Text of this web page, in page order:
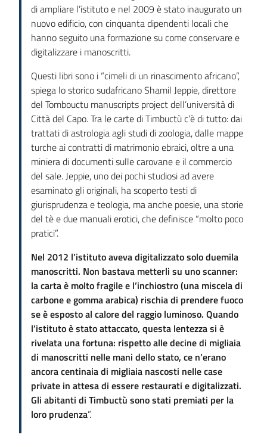
di ampliare l’istituto e nel 2009 è stato inaugurato un
nuovo edificio, con cinquanta dipendenti locali che
hanno seguito una formazione su come conservare e
digitalizzare i manoscritti.
Questi libri sono i “cimeli di un rinascimento africano”,
spiega lo storico sudafricano Shamil Jeppie, direttore
del Tombouctu manuscripts project dell’università di
Città del Capo. Tra le carte di Timbuctù c’è di tutto: dai
trattati di astrologia agli studi di zoologia, dalle mappe
turche ai contratti di matrimonio ebraici, oltre a una
miniera di documenti sulle carovane e il commercio
del sale. Jeppie, uno dei pochi studiosi ad avere
esaminato gli originali, ha scoperto testi di
giurisprudenza e teologia, ma anche poesie, una storie
del tè e due manuali erotici, che definisce “molto poco
pratici”.
Nel 2012 l’istituto aveva digitalizzato solo duemila
manoscritti. Non bastava metterli su uno scanner:
la carta è molto fragile e l’inchiostro (una miscela di
carbone e gomma arabica) rischia di prendere fuoco
se è esposto al calore del raggio luminoso. Quando
l’istituto è stato attaccato, questa lentezza si è
rivelata una fortuna: rispetto alle decine di migliaia
di manoscritti nelle mani dello stato, ce n’erano
ancora centinaia di migliaia nascosti nelle case
private in attesa di essere restaurati e digitalizzati.
Gli abitanti di Timbuctù sono stati premiati per la
loro prudenza”.